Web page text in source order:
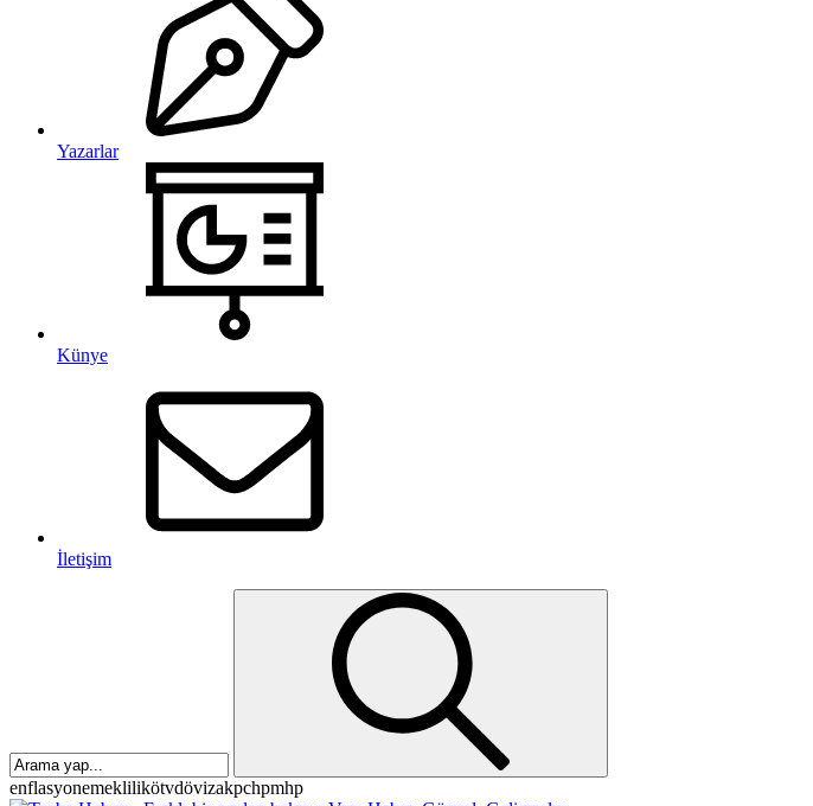
Yazarlar
Künye
İletişim
enflasyonemeklilikötvdövizakpchpmhp